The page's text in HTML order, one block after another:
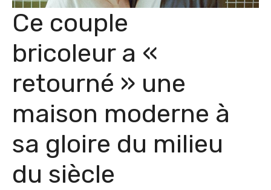
Ce couple
bricoleur a «
retourné » une
maison moderne à
sa gloire du milieu
du siècle